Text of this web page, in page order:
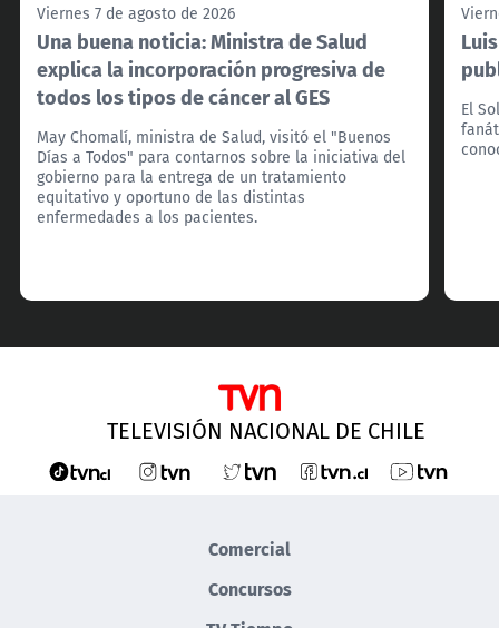
Viernes 7 de agosto de 2026
Una buena noticia: Ministra de Salud
explica la incorporación progresiva de
todos los tipos de cáncer al GES
May Chomalí, ministra de Salud, visitó el "Buenos
Días a Todos" para contarnos sobre la iniciativa del
gobierno para la entrega de un tratamiento
equitativo y oportuno de las distintas
enfermedades a los pacientes.
El
TELEVISIÓN NACIONAL DE CHILE
Comercial
Concursos